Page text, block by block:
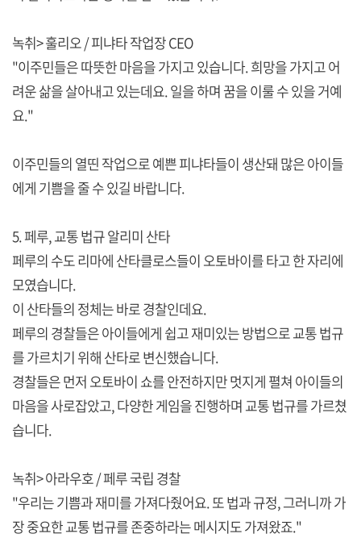
녹취> 훌리오 / 피냐타 작업장 CEO
"이주민들은 따뜻한 마음을 가지고 있습니다. 희망을 가지고 어
려운 삶을 살아내고 있는데요. 일을 하며 꿈을 이룰 수 있을 거예
요."
이주민들의 열띤 작업으로 예쁜 피냐타들이 생산돼 많은 아이들
에게 기쁨을 줄 수 있길 바랍니다.
5. 페루, 교통 법규 알리미 산타
페루의 수도 리마에 산타클로스들이 오토바이를 타고 한 자리에
모였습니다.
이 산타들의 정체는 바로 경찰인데요.
페루의 경찰들은 아이들에게 쉽고 재미있는 방법으로 교통 법규
를 가르치기 위해 산타로 변신했습니다.
경찰들은 먼저 오토바이 쇼를 안전하지만 멋지게 펼쳐 아이들의
마음을 사로잡았고, 다양한 게임을 진행하며 교통 법규를 가르쳤
습니다.
녹취> 아라우호 / 페루 국립 경찰
"우리는 기쁨과 재미를 가져다줬어요. 또 법과 규정, 그러니까 가
장 중요한 교통 법규를 존중하라는 메시지도 가져왔죠."